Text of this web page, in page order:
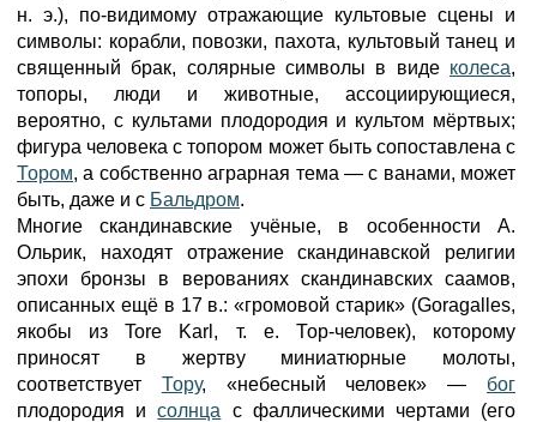
н. э.), по-видимому отражающие культовые сцены и
символы: корабли, повозки, пахота, культовый танец и
священный брак, солярные символы в виде колеса,
топоры, люди и животные, ассоциирующиеся,
вероятно, с культами плодородия и культом мёртвых;
фигура человека с топором может быть сопоставлена с
Тором, а собственно аграрная тема — с ванами, может
быть, даже и с Бальдром.
Многие скандинавские учёные, в особенности А.
Ольрик, находят отражение скандинавской религии
эпохи бронзы в верованиях скандинавских саамов,
описанных ещё в 17 в.: «громовой старик» (Goragalles,
якобы из Tore Karl, т. е. Тор-человек), которому
приносят в жертву миниатюрные молоты,
соответствует Тору, «небесный человек» — бог
плодородия исолнца с фаллическими чертами (его